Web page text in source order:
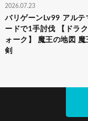
2026.07.23
バリゲーンLv99 アルテ
ードで1手討伐 【ドラ
ォーク】 魔王の地図 魔
剣